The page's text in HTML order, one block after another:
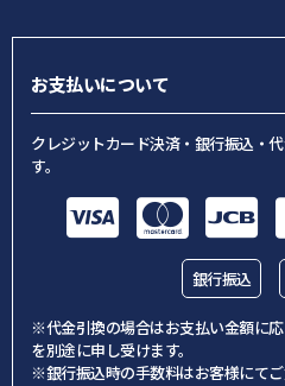
お支払いについて
クレジットカード決済・銀行振込・
す。
銀行振込
※代金引換の場合はお支払い金額に
を別途に申し受けます。
※銀行振込時の手数料はお客様にてご